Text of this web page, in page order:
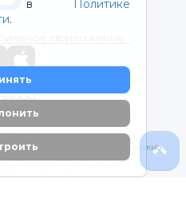
в
Политике
.
товары с доставкой
материалов возможно
владельцев сайта.